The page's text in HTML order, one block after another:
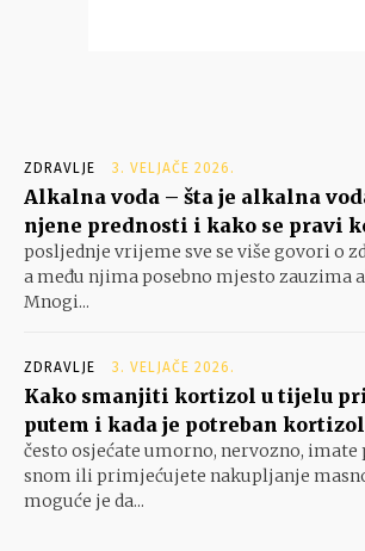
ZDRAVLJE 3. VELJAČE 2026.
Alkalna voda – šta je alkalna
njene prednosti i kako se pravi
posljednje vrijeme sve se više govori o
a među njima posebno mjesto zauzima
Mnogi...
ZDRAVLJE 3. VELJAČE 2026.
Kako smanjiti kortizol u tijelu
putem i kada je potreban
često osjećate umorno, nervozno, imate
snom ili primjećujete nakupljanje
moguće je da...